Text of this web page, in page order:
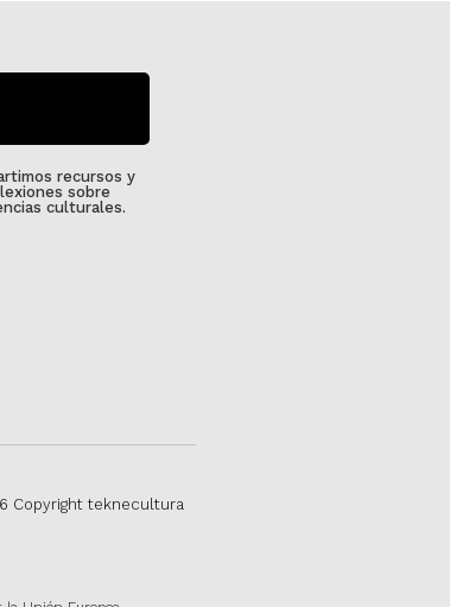
recursos y
sobre
culturales.
Copyright teknecultura